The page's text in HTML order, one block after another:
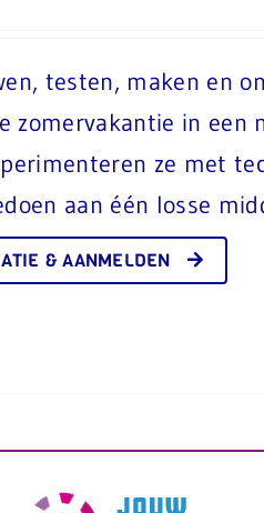
testen, maken en
zomervakantie in een
ze met
aan één losse
& AANMELDEN